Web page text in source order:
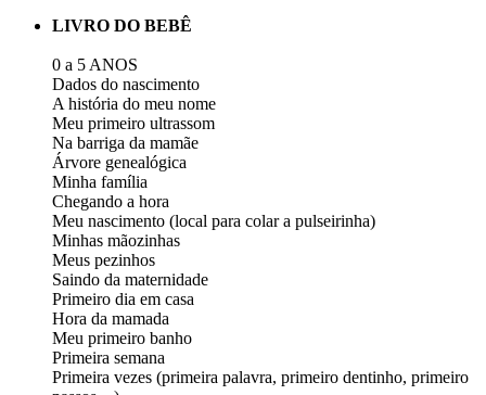
LIVRO DO BEBÊ
0 a 5 ANOS
Dados do nascimento
A história do meu nome
Meu primeiro ultrassom
Na barriga da mamãe
Árvore genealógica
Minha família
Chegando a hora
Meu nascimento (local para colar a pulseirinha)
Minhas mãozinhas
Meus pezinhos
Saindo da maternidade
Primeiro dia em casa
Hora da mamada
Meu primeiro banho
Primeira semana
Primeira vezes (primeira palavra, primeiro dentinho, primeiro